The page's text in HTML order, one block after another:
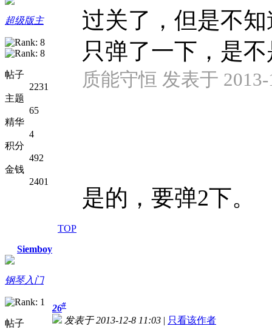
超级版主
帖子
2231
主题
65
精华
4
积分
492
金钱
2401
过关了，但是不
只弹了一下，是
质能守恒 发表于
是的，要弹2下。
TOP
Siemboy
钢琴入门
帖子
26#
发表于 2013-12-8 11:03 | 只看该作者